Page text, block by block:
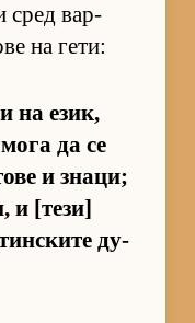
сред вар­
на ге­ти:
на език,
да се
и зна­ци;
и [те­зи]
ду­